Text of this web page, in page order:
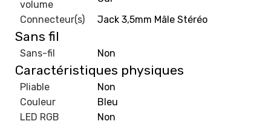
volume
Connecteur(s)
Jack 3,5mm Mâle Stéréo
Sans fil
Sans-fil Non
Caractéristiques physiques
Pliable
Non
Couleur
Bleu
LED RGB
Non